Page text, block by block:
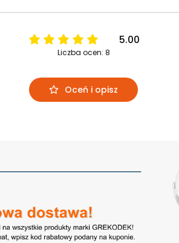
5.00
Liczba ocen: 8
Oceń i opisz